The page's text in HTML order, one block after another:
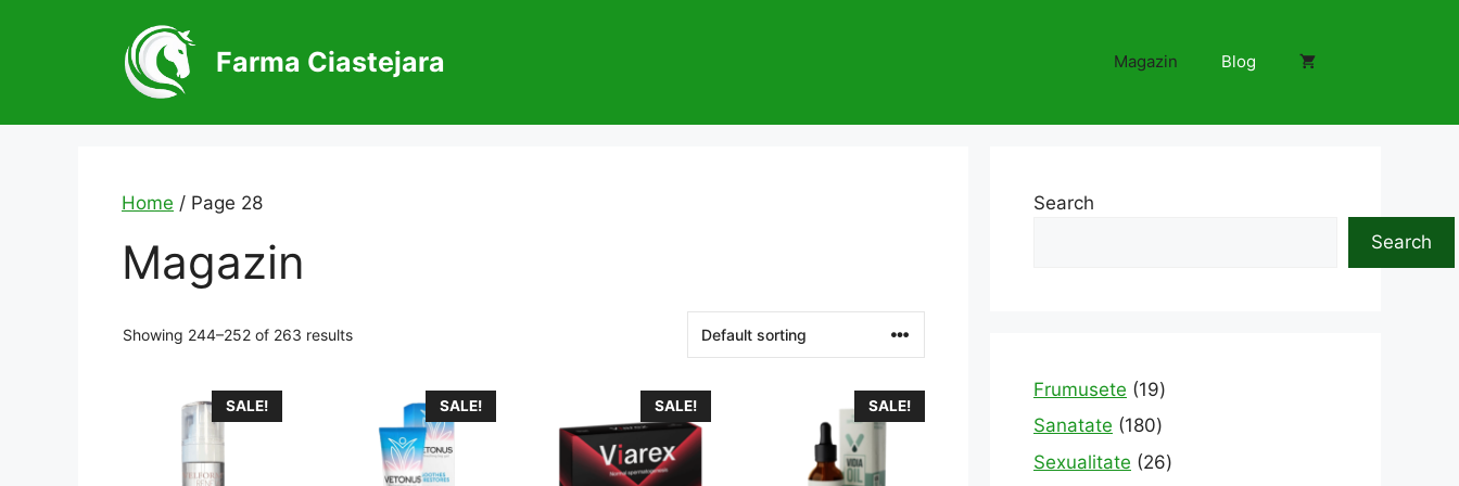
Farma Ciastejara Magazin Blog
Home / Page 28
Magazin
Showing 244–252 of 263 results
SALE! SALE! SALE! SALE!
Search
Search
Frumusete 1919
products
Sanatate 180180
products
Sexualitate 2626